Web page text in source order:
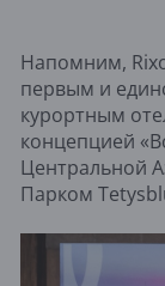
Напомним,
первым и
курортным
концепцией
Центральной
Парком